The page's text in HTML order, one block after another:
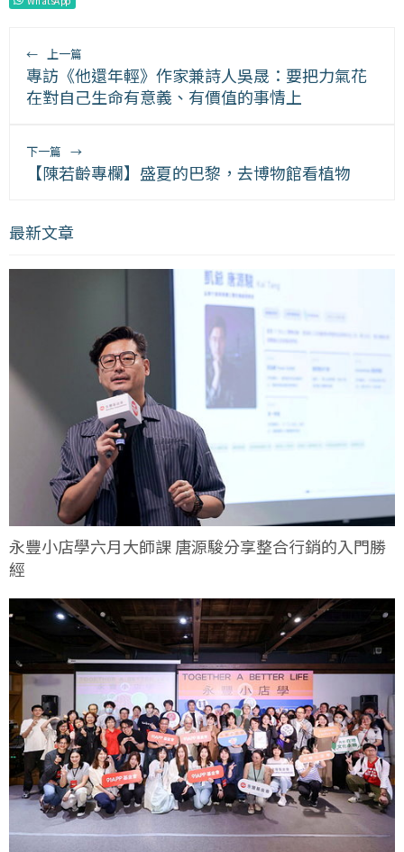
← 上一篇
專訪《他還年輕》作家兼詩人吳晟：要把力氣花
在對自己生命有意義、有價值的事情上
下一篇 →
【陳若齡專欄】盛夏的巴黎，去博物館看植物
最新文章
永豐小店學六月大師課 唐源駿分享整合行銷的入門勝
經